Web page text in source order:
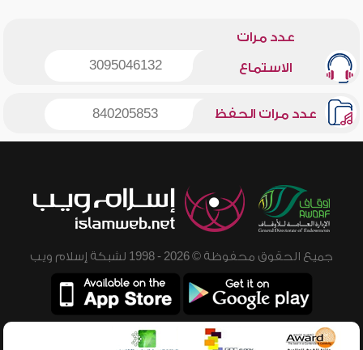
عدد مرات
الاستماع 3095046132
عدد مرات الحفظ 840205853
جميع الحقوق محفوظة © 2026 - 1998 لشبكة إسلام ويب